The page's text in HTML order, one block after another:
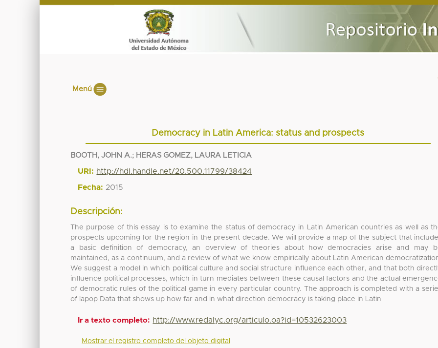
Menú
Democracy in Latin America: status and prospects
BOOTH, JOHN A.; HERAS GOMEZ, LAURA LETICIA
URI: http://hdl.handle.net/20.500.11799/38424
Fecha: 2015
Descripción:
The purpose of this essay is to examine the status of democracy in Latin American countries as well as
prospects upcoming for the region in the present decade. We will provide a map of the subject that
a basic definition of democracy, an overview of theories about how democracies arise and may
maintained, as a continuum, and a review of what we know empirically about Latin American
We suggest a model in which political culture and social structure influence each other, and that both
influence political processes, which in turn mediates between these causal factors and the actual
of democratic rules of the political game in every particular country. The approach is completed with a
of lapop Data that shows up how far and in what direction democracy is taking place in Latin
Ir a texto completo: http://www.redalyc.org/articulo.oa?id=10532623003
Mostrar el registro completo del objeto digital